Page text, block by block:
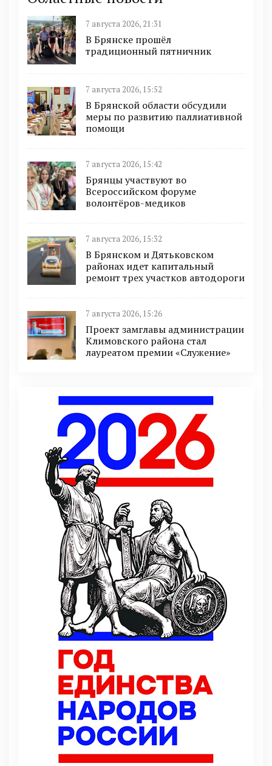
7 августа 2026, 21:31
В Брянске прошёл
традиционный пятничник
7 августа 2026, 15:52
В Брянской области обсудили
меры по развитию паллиативной
помощи
7 августа 2026, 15:42
Брянцы участвуют во
Всероссийском форуме
волонтёров-медиков
7 августа 2026, 15:32
В Брянском и Дятьковском
районах идет капитальный
ремонт трех участков автодороги
7 августа 2026, 15:26
Проект замглавы администрации
Климовского района стал
лауреатом премии «Служение»